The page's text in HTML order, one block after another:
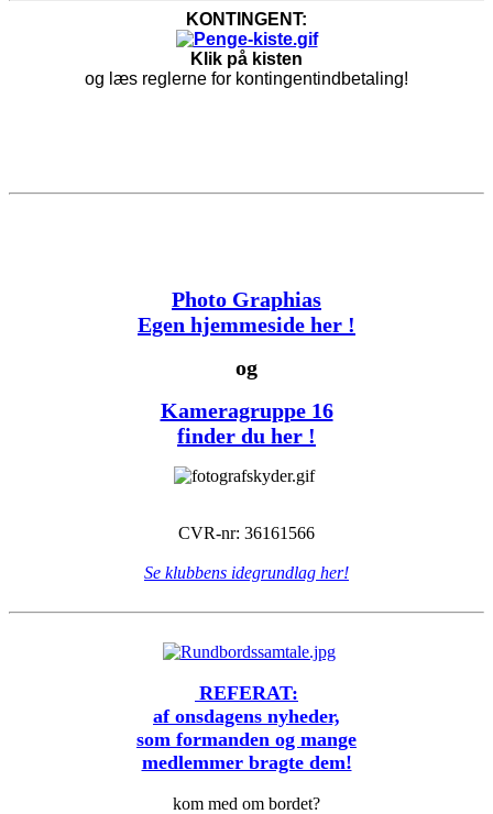
KONTINGENT:
Klik på kisten
og læs reglerne for kontingentindbetaling!
Photo Graphias
Egen hjemmeside her !
og
Kameragruppe 16
finder du her !
CVR-nr: 36161566
Se klubbens idegrundlag her!
REFERAT:
af onsdagens nyheder,
som formanden og mange
medlemmer bragte dem!
kom med om bordet?